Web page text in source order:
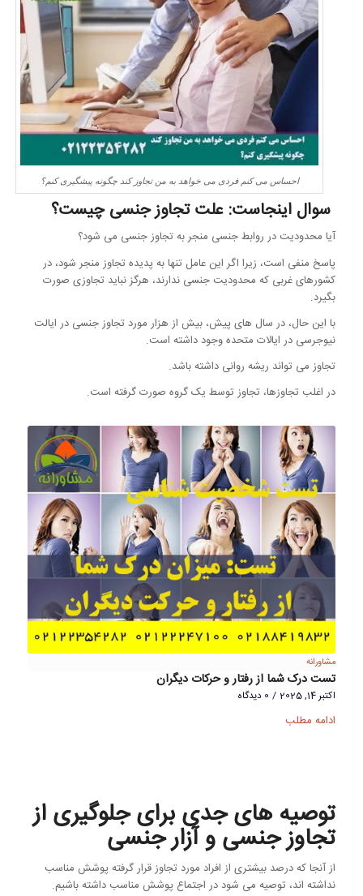
احساس می کنم فردی می خواهد به من تجاوز کند چگونه پیشگیری کنم؟
سوال اینجاست: علت تجاوز جنسی چیست؟
آیا محدودیت در روابط جنسی منجر به تجاوز جنسی می شود؟
پاسخ منفی است، زیرا اگر این عامل تنها به پدیده تجاوز منجر شود، در
کشورهای غربی که محدودیت جنسی ندارند، هرگز نباید تجاوزی صورت
بگیرد.
با این حال، در سال های پیش، بیش از هزار مورد تجاوز جنسی در ایالت
نیوجرسی در ایالات متحده وجود داشته است.
تجاوز می تواند ریشه روانی داشته باشد.
در اغلب تجاوزها، تجاوز توسط یک گروه صورت گرفته است.
مشاورانه
تست درک شما از رفتار و حرکات دیگران
اکتبر 14, 2025 / 0 دیدگاه
ادامه مطلب
توصیه های جدی برای جلوگیری از
تجاوز جنسی و آزار جنسی
از آنجا که درصد بیشتری از افراد مورد تجاوز قرار گرفته پوشش مناسب
نداشته اند، توصیه می شود در اجتماع پوشش مناسب داشته باشیم.